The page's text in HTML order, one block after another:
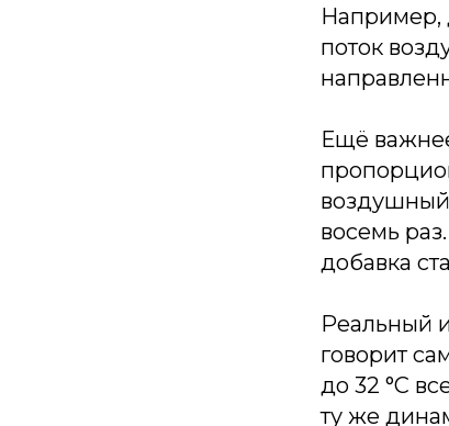
Например,
поток
Ещё
воздушный
восемь
добавка
Реальный
говорит
до 32 °C
ту же